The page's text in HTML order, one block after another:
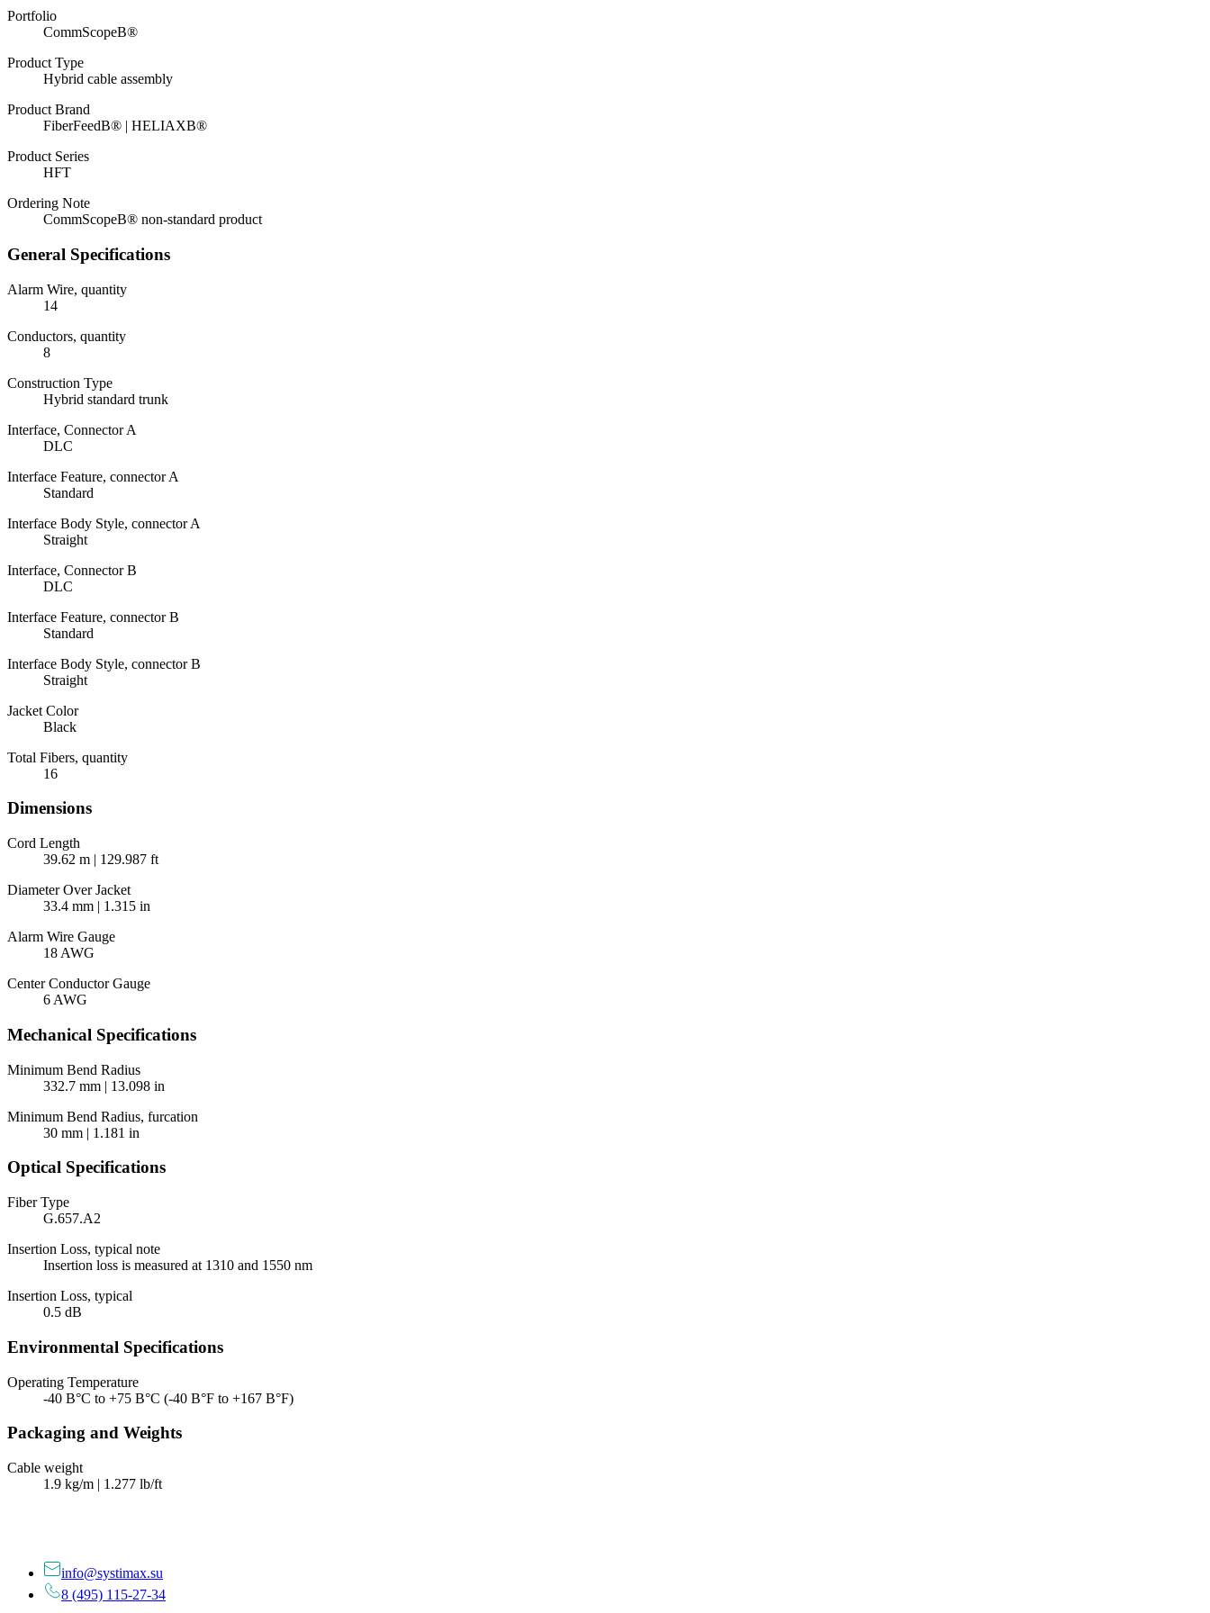
Portfolio
CommScopeВ®
Product Type
Hybrid cable assembly
Product Brand
FiberFeedВ® | HELIAXВ®
Product Series
HFT
Ordering Note
CommScopeВ® non-standard product
General Specifications
Alarm Wire, quantity
14
Conductors, quantity
8
Construction Type
Hybrid standard trunk
Interface, Connector A
DLC
Interface Feature, connector A
Standard
Interface Body Style, connector A
Straight
Interface, Connector B
DLC
Interface Feature, connector B
Standard
Interface Body Style, connector B
Straight
Jacket Color
Black
Total Fibers, quantity
16
Dimensions
Cord Length
39.62 m | 129.987 ft
Diameter Over Jacket
33.4 mm | 1.315 in
Alarm Wire Gauge
18 AWG
Center Conductor Gauge
6 AWG
Mechanical Specifications
Minimum Bend Radius
332.7 mm | 13.098 in
Minimum Bend Radius, furcation
30 mm | 1.181 in
Optical Specifications
Fiber Type
G.657.A2
Insertion Loss, typical note
Insertion loss is measured at 1310 and 1550 nm
Insertion Loss, typical
0.5 dB
Environmental Specifications
Operating Temperature
-40 В°C to +75 В°C (-40 В°F to +167 В°F)
Packaging and Weights
Cable weight
1.9 kg/m | 1.277 lb/ft
info@systimax.su
8 (495) 115-27-34